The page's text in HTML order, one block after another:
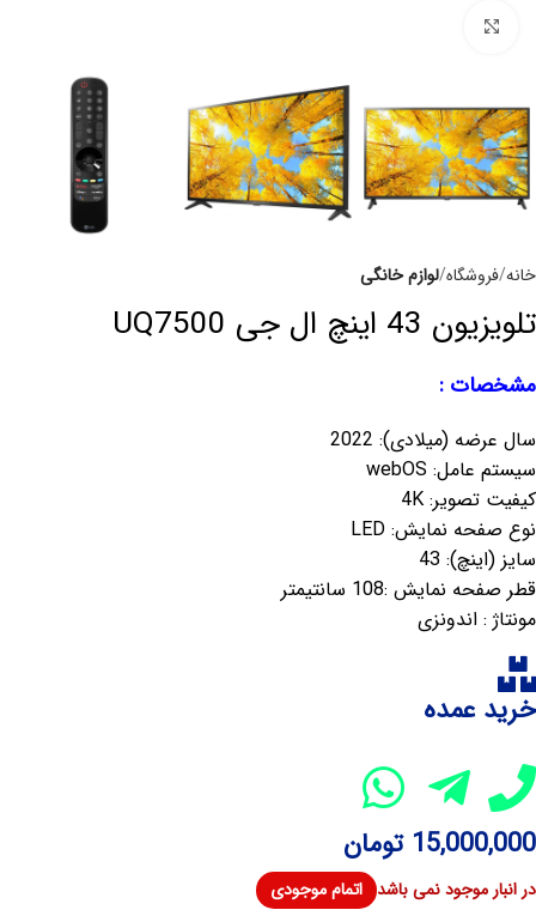
خانه فروشگاه لوازم خانگی
تلویزیون 43 اینچ ال جی UQ7500
مشخصات :
سال عرضه (میلادی): 2022
سیستم عامل: webOS
کیفیت تصویر: 4K
نوع صفحه نمایش: LED
سایز (اینچ): 43
قطر صفحه نمایش :108 سانتیمتر
مونتاژ : اندونزی
خرید عمده
15,000,000 تومان
در انبار موجود نمی باشد